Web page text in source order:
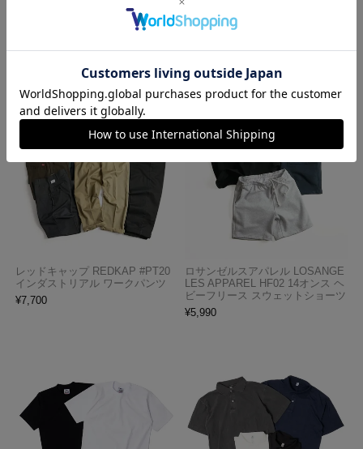
PANY
レッドキャップ REDKAP #PT20
インダストリアル ワークパンツ
¥7,700
ロサンゼルスアパレル LOSANGE
LES APPAREL HF02 14オンス ヘ
ビーフリース スウェットショーツ
¥5,990